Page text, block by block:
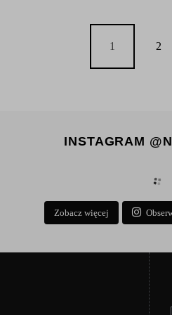
1 2
INSTAGRAM
Zobacz więcej